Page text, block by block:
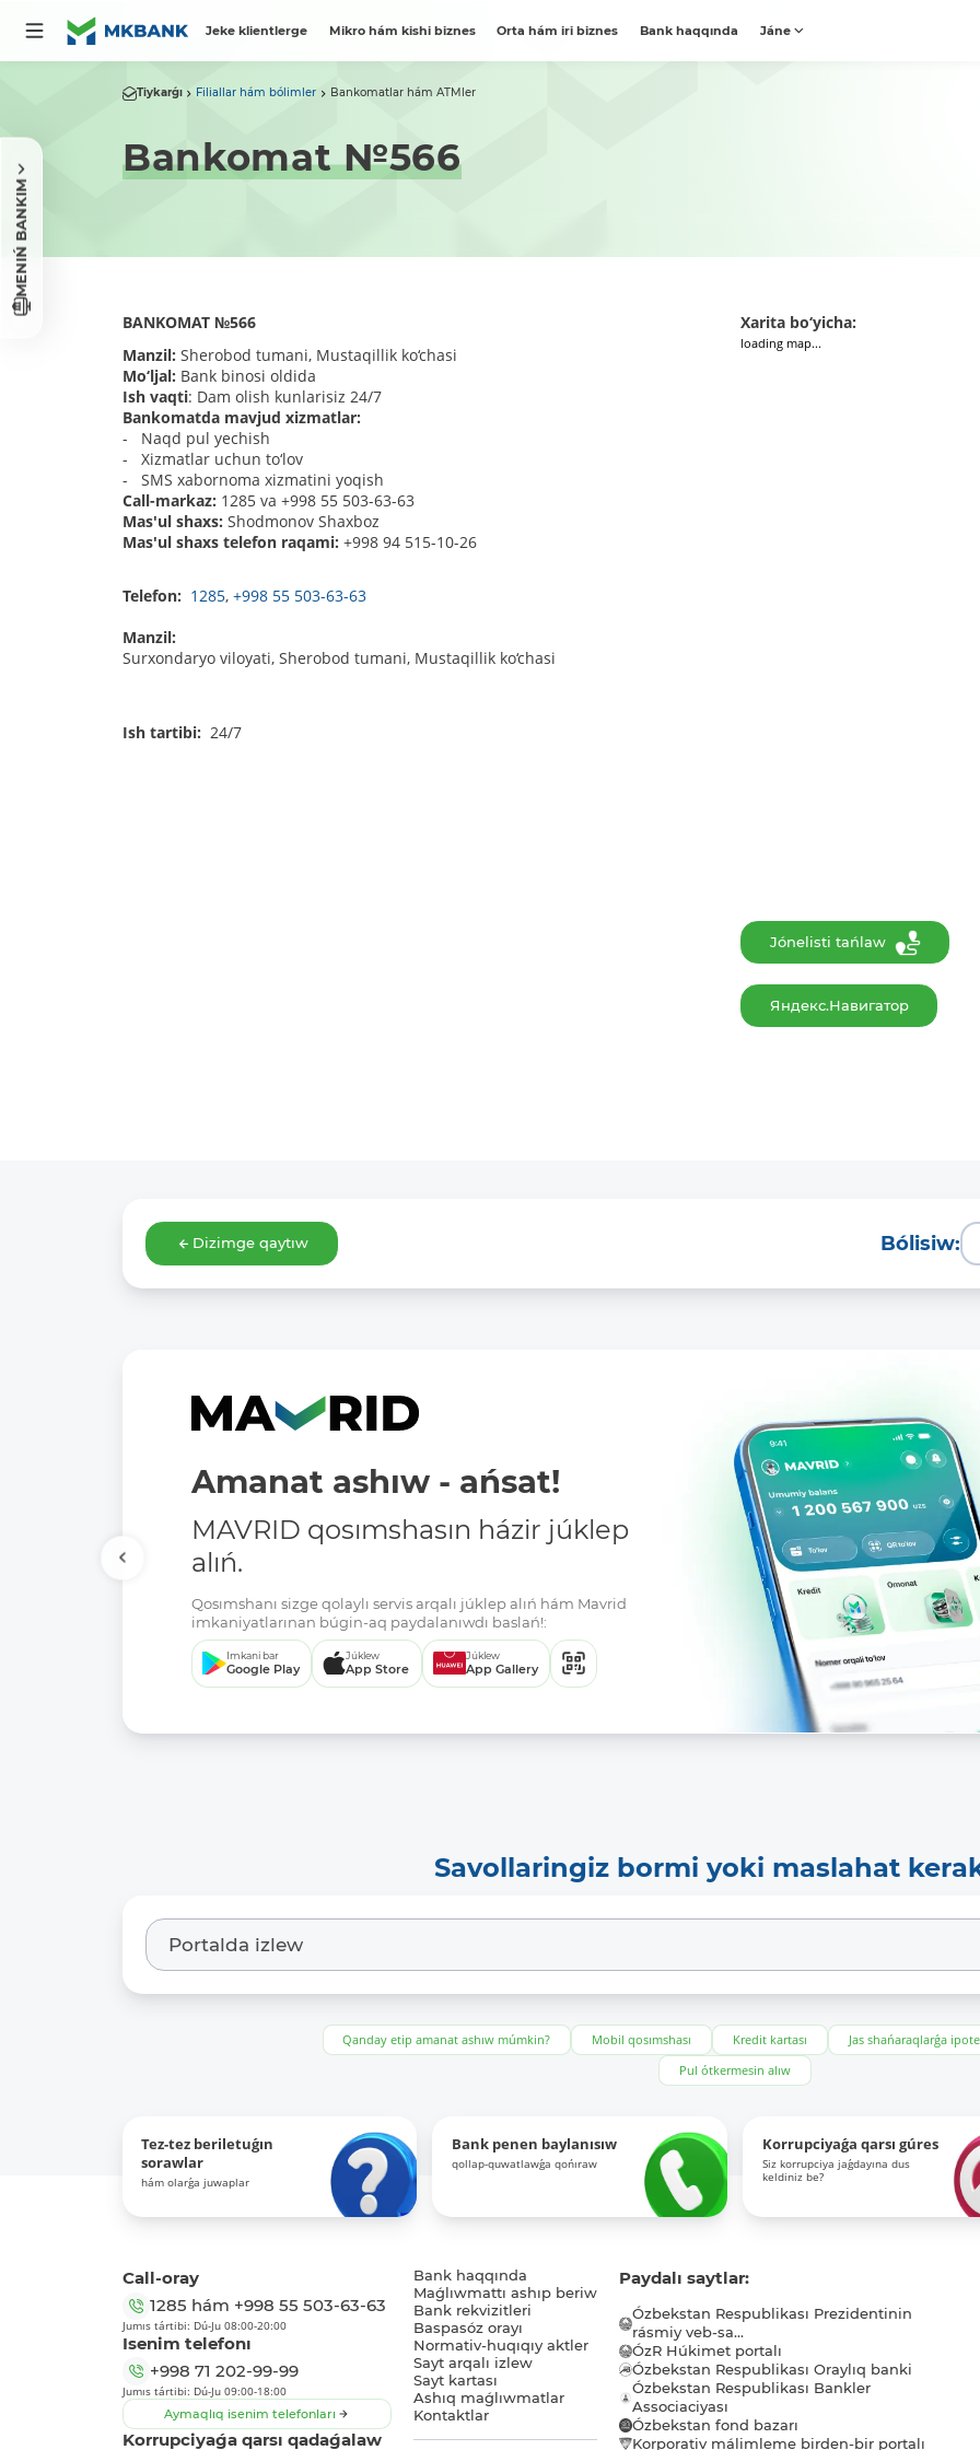
Jeke klientlerge Mikro hám kishi biznes Orta hám iri biznes Bank haqqında Jáne
MENIŃ BANKIM
Tiykarǵı Filiallar hám bólimler Bankomatlar hám ATMler
Bankomat №566
BANKOMAT №566
Manzil: Sherobod tumani, Mustaqillik ko‘chasi
Mo‘ljal: Bank binosi oldida
Ish vaqti: Dam olish kunlarisiz 24/7
Bankomatda mavjud xizmatlar:
- Naqd pul yechish
- Xizmatlar uchun to‘lov
- SMS xabornoma xizmatini yoqish
Call-markaz: 1285 va +998 55 503-63-63
Mas'ul shaxs: Shodmonov Shaxboz
Mas'ul shaxs telefon raqami: +998 94 515-10-26
Telefon: 1285, +998 55 503-63-63
Manzil:
Surxondaryo viloyati, Sherobod tumani, Mustaqillik ko‘chasi
Ish tartibi: 24/7
Xarita bo‘yicha:
loading map...
Jónelisti tańlaw
Яндекс.Навигатор
Dizimge qaytıw Bólisiw:
Amanat ashıw - ańsat!
MAVRID qosımshasın házir júklep
alıń.
Qosımshanı sizge qolaylı servis arqalı júklep alıń hám Mavrid
imkaniyatlarınan búgin-aq paydalanıwdı baslań!:
Imkani bar
Google Play
Júklew
App Store
Júklew
App Gallery
Savollaringiz bormi yoki maslahat
Qanday etip amanat ashıw múmkin? Mobil qosımshası Kredit kartası Jas shańaraqlarǵa
Pul ótkermesin alıw
Tez-tez beriletuǵın
sorawlar
hám olarǵa juwaplar
Bank penen baylanısıw
qollap-quwatlawǵa qońıraw
Korrupciyaǵa qarsı gúres
Siz korrupciya jaǵdayına dus
keldiniz be?
Call-oray
1285 hám +998 55 503-63-63
Jumıs tártibi: Dú-Ju 08:00-20:00
Isenim telefonı
+998 71 202-99-99
Jumıs tártibi: Dú-Ju 09:00-18:00
Aymaqlıq isenim telefonları
Korrupciyaǵa qarsı qadaǵalaw
Bank haqqında
Maǵlıwmattı ashıp beriw
Bank rekvizitleri
Baspasóz orayı
Normativ-huqıqıy aktler
Sayt arqalı izlew
Sayt kartası
Ashıq maǵlıwmatlar
Kontaktlar
Paydalı saytlar:
Ózbekstan Respublikası Prezidentinin
rásmiy veb-sa...
ÓzR Húkimet portalı
Ózbekstan Respublikası Oraylıq banki
Ózbekstan Respublikası Bankler
Associaciyası
Ózbekstan fond bazarı
Korporativ málimleme birden-bir portalı